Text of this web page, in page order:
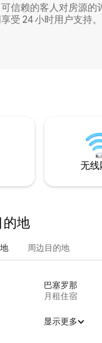
信赖的客人对房源的
受 24 小时用户支持。
无线
的地
周边目的地
巴塞罗那
月租住宿
显示更多